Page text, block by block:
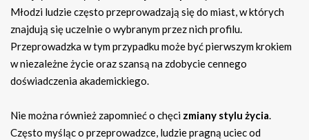
Młodzi ludzie często przeprowadzają się do miast, w których
znajdują się uczelnie o wybranym przez nich profilu.
Przeprowadzka w tym przypadku może być pierwszym krokiem
w niezależne życie oraz szansą na zdobycie cennego
doświadczenia akademickiego.
Nie można również zapomnieć o chęci zmiany stylu życia.
Często myśląc o przeprowadzce, ludzie pragną uciec od